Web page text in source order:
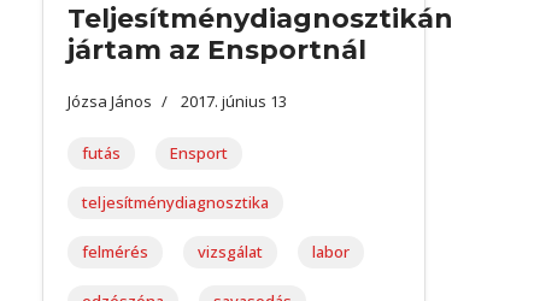
Teljesítménydiagnosztikán
jártam az Ensportnál
Józsa János 2017. június 13
futás Ensport
teljesítménydiagnosztika
felmérés vizsgálat labor